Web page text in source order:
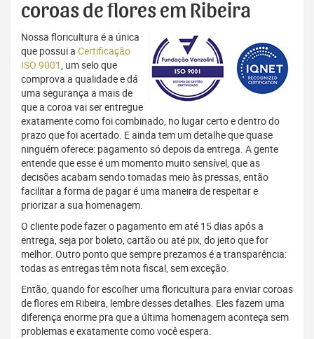
coroas de flores em Ribeira
Nossa floricultura é a única
que possui a Certificação
ISO 9001, um selo que
comprova a qualidade e dá
uma segurança a mais de
que a coroa vai ser entregue
exatamente como foi combinado, no lugar certo e dentro do
prazo que foi acertado. E ainda tem um detalhe que quase
ninguém oferece: pagamento só depois da entrega. A gente
entende que esse é um momento muito sensível, que as
decisões acabam sendo tomadas meio às pressas, então
facilitar a forma de pagar é uma maneira de respeitar e
priorizar a sua homenagem.
O cliente pode fazer o pagamento em até 15 dias após a
entrega, seja por boleto, cartão ou até pix, do jeito que for
melhor. Outro ponto que sempre prezamos é a transparência:
todas as entregas têm nota fiscal, sem exceção.
Então, quando for escolher uma floricultura para enviar coroas
de flores em Ribeira, lembre desses detalhes. Eles fazem uma
diferença enorme pra que a última homenagem aconteça sem
problemas e exatamente como você espera.